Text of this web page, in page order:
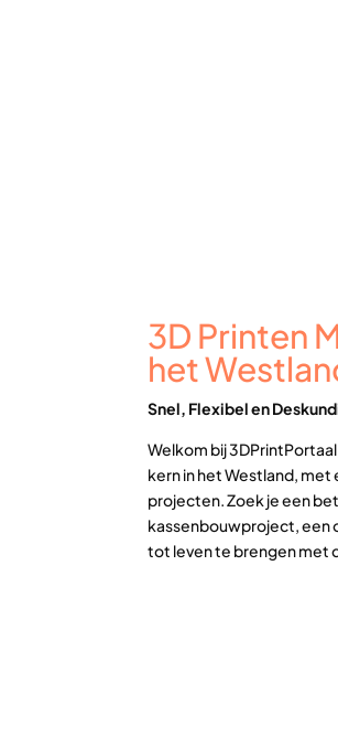
3D Printen
het
Snel, Flexibel en
Welkom bij
kern in het Westland,
projecten. Zoek je een
kassenbouwproject, een
tot leven te brengen met